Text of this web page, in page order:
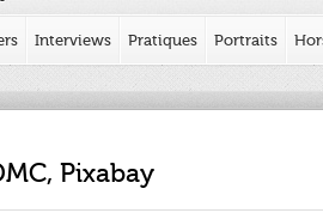
Interviews Pratiques Portraits
Pixabay